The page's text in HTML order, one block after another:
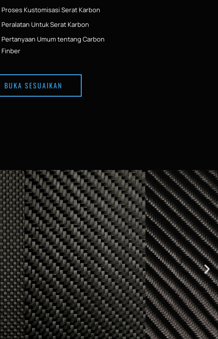
dompet serat karbon khusus
Proses Kustomisasi Serat Karbon
Peralatan Untuk Serat Karbon
Pertanyaan Umum tentang Carbon
Finber
BUKA SESUAIKAN